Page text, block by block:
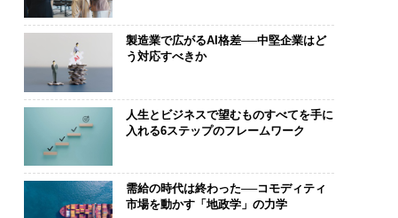
製造業で広がるAI格差──中堅企業はど
う対応すべきか
人生とビジネスで望むものすべてを手に
入れる6ステップのフレームワーク
需給の時代は終わった──コモディティ
市場を動かす「地政学」の力学